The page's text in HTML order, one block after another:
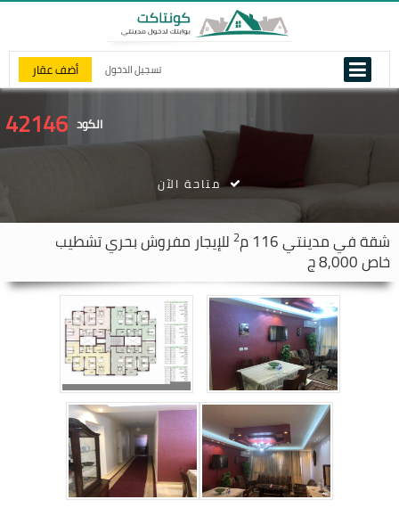
تسجيل الدخول أضف عقار
الكود 42146
شقة فيمدينتي 2 للإيجار مفروش بحري تشطيب
خاص 8,000 ج
متاحة الآن